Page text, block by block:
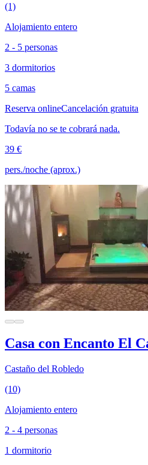
(1)
Alojamiento entero
2 - 5 personas
3 dormitorios
5 camas
Reserva onlineCancelación gratuita
Todavía no se te cobrará nada.
39 €
pers./noche (aprox.)
Casa con Encanto El
Castaño del Robledo
(10)
Alojamiento entero
2 - 4 personas
1 dormitorio